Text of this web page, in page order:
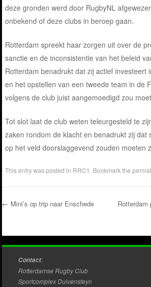
deze gronden werd door RugbyNL
onbekend of deze clubs in beroep gaan.
Rotterdam spreekt haar zorgen uit over de
sanctie en de inconsistentie van het beleid
Rotterdam benadrukt dat zij actief investeert
en het opstellen van een tweede team in de
volgens de club juist aangemoedigd zou
Tot slot laat de club weten teleurgesteld te
zaken rondom de klacht en benadrukt zij dat
op het veld doorslaggevend zouden moeten
This entry was posted in RRC1 . Bookmark the
← Mini’s op trip naar Enschede
Rotterdam
Contact:
Rotterdamse Rugby Club
Sportcomplex Duivensteyn